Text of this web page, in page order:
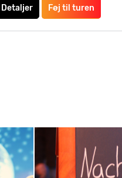
Detaljer Føj til turen